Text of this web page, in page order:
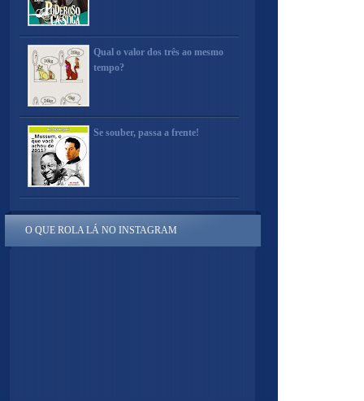
Qual o valor dos três ao mesmo
tempo?
Se souber, passa a frente!
O QUE ROLA LÁ NO INSTAGRAM